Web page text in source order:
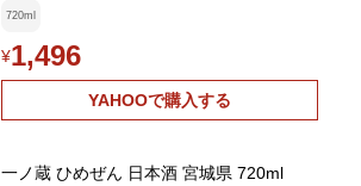
720ml
¥1,496
YAHOOで購入する
一ノ蔵 ひめぜん 日本酒 宮城県 720ml